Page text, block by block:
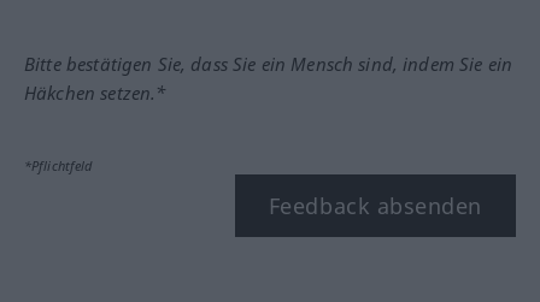
Bitte bestätigen Sie, dass Sie ein Mensch sind, indem Sie ein
Häkchen setzen.*
*Pflichtfeld
Feedback absenden